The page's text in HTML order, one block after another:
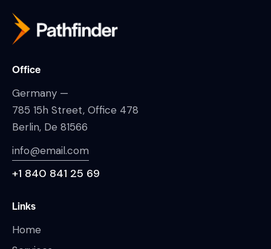
Office
Germany —
785 15h Street, Office 478
Berlin, De 81566
info@email.com
+1 840 841 25 69
Links
Home